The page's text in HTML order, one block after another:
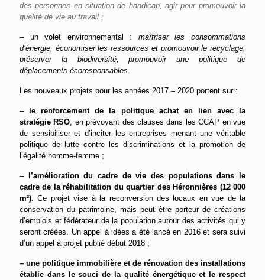
des personnes en situation de handicap, agir pour promouvoir la
qualité de vie au travail ;
– un volet environnemental : maîtriser les consommations
d’énergie, économiser les ressources et promouvoir le recyclage,
préserver la biodiversité, promouvoir une politique de
déplacements écoresponsables.
Les nouveaux projets pour les années 2017 – 2020 portent sur :
–
le renforcement de la politique achat en lien avec la
stratégie RSO, en prévoyant des clauses dans les CCAP en vue
de sensibiliser et d’inciter les entreprises menant une véritable
politique de lutte contre les discriminations et la promotion de
l’égalité homme-femme ;
–
l’amélioration du cadre de vie des populations dans le
cadre de la réhabilitation du quartier des Héronnières (12 000
m²). Ce projet vise à la reconversion des locaux en vue de la
conservation du patrimoine, mais peut être porteur de créations
d’emplois et fédérateur de la population autour des activités qui y
seront créées. Un appel à idées a été lancé en 2016 et sera suivi
d’un appel à projet publié début 2018 ;
– une politique immobilière et de rénovation des installations
établie dans le souci de la qualité énergétique et le respect